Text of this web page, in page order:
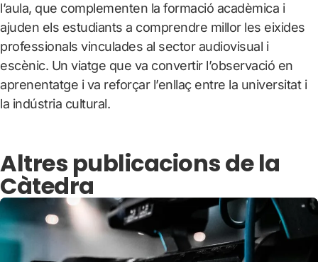
l’aula, que complementen la formació acadèmica i
ajuden els estudiants a comprendre millor les eixides
professionals vinculades al sector audiovisual i
escènic. Un viatge que va convertir l’observació en
aprenentatge i va reforçar l’enllaç entre la universitat i
la indústria cultural.
Altres publicacions de la
Càtedra